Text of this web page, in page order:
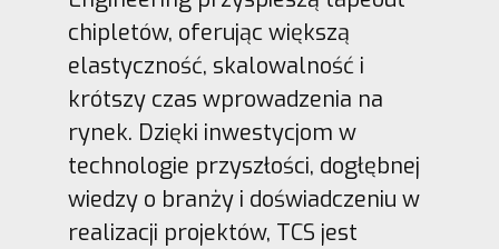
chipletów, oferując większą
elastyczność, skalowalność i
krótszy czas wprowadzenia na
rynek. Dzięki inwestycjom w
technologie przyszłości, dogłębnej
wiedzy o branży i doświadczeniu w
realizacji projektów, TCS jest